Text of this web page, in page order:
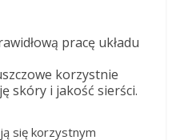
pracę układu
korzystnie
skóry i jakość sierści.
się korzystnym